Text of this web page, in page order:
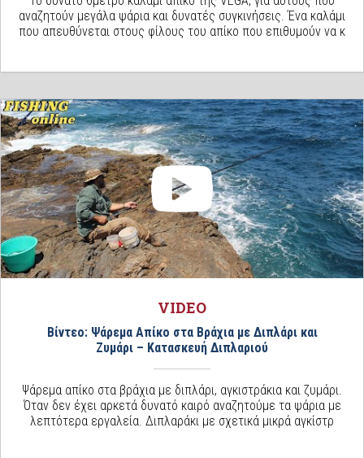
αναζητούν μεγάλα ψάρια και δυνατές συγκινήσεις. Ένα καλάμι
που απευθύνεται στους φίλους του απίκο που επιθυμούν να κ
VIDEO
Βίντεο: Ψάρεμα Απίκο στα Βράχια με Διπλάρι και
Ζυμάρι – Κατασκευή Διπλαριού
Ψάρεμα απίκο στα βράχια με διπλάρι, αγκιστράκια και ζυμάρι.
Όταν δεν έχει αρκετά δυνατό καιρό αναζητούμε τα ψάρια με
λεπτότερα εργαλεία. Διπλαράκι με σχετικά μικρά αγκίστρ